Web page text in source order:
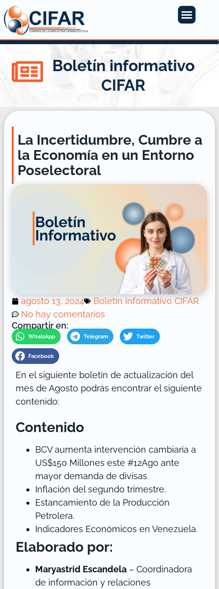
Boletín informativo
CIFAR
La Incertidumbre, Cumbre a
la Economía en un Entorno
Poselectoral
agosto 13, 2024
Boletín informativo CIFAR
No hay comentarios
Compartir en:
WhatsApp Telegram Twitter
Facebook
En el siguiente boletín de actualización del
mes de Agosto podrás encontrar el siguiente
contenido:
Contenido
BCV aumenta intervención cambiaria a
US$150 Millones este #12Ago ante
mayor demanda de divisas.
Inflación del segundo trimestre.
Estancamiento de la Producción
Petrolera.
Indicadores Económicos en Venezuela.
Elaborado por:
Maryastrid Escandela – Coordinadora
de información y relaciones